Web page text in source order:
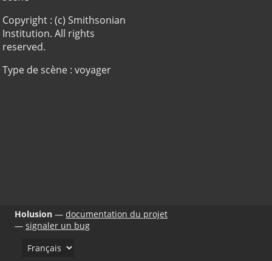
Copyright : (c) Smithsonian
Institution. All rights
reserved.
Type de scène : voyager
Holusion
documentation du projet
signaler un bug